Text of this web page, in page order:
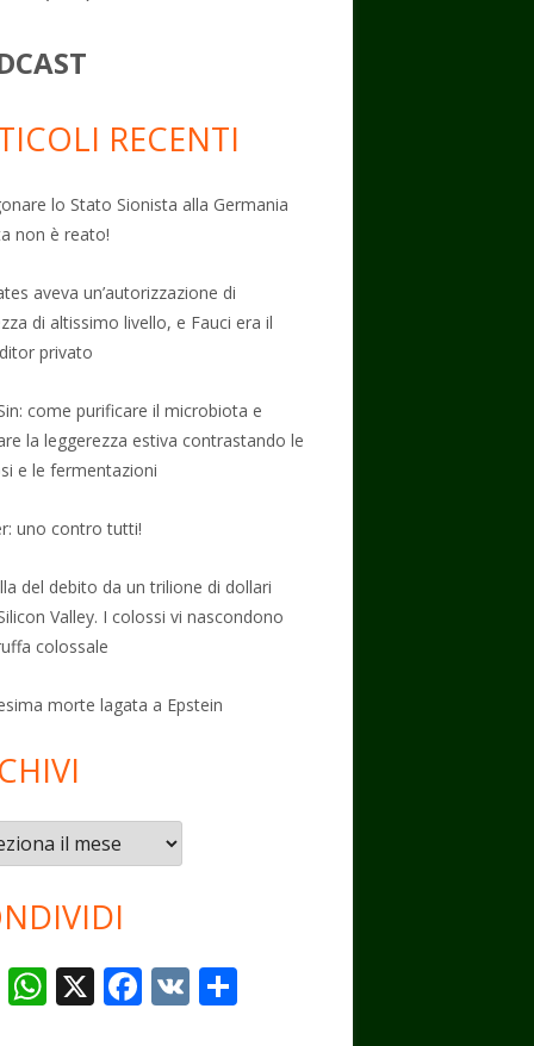
RECENTI
lo Stato Sionista alla Germania
non è reato!
aveva un’autorizzazione di
di altissimo livello, e Fauci era il
privato
come purificare il microbiota e
la leggerezza estiva contrastando le
e le fermentazioni
uno contro tutti!
del debito da un trilione di dollari
Valley. I colossi vi nascondono
colossale
morte lagata a Epstein
T W X F V